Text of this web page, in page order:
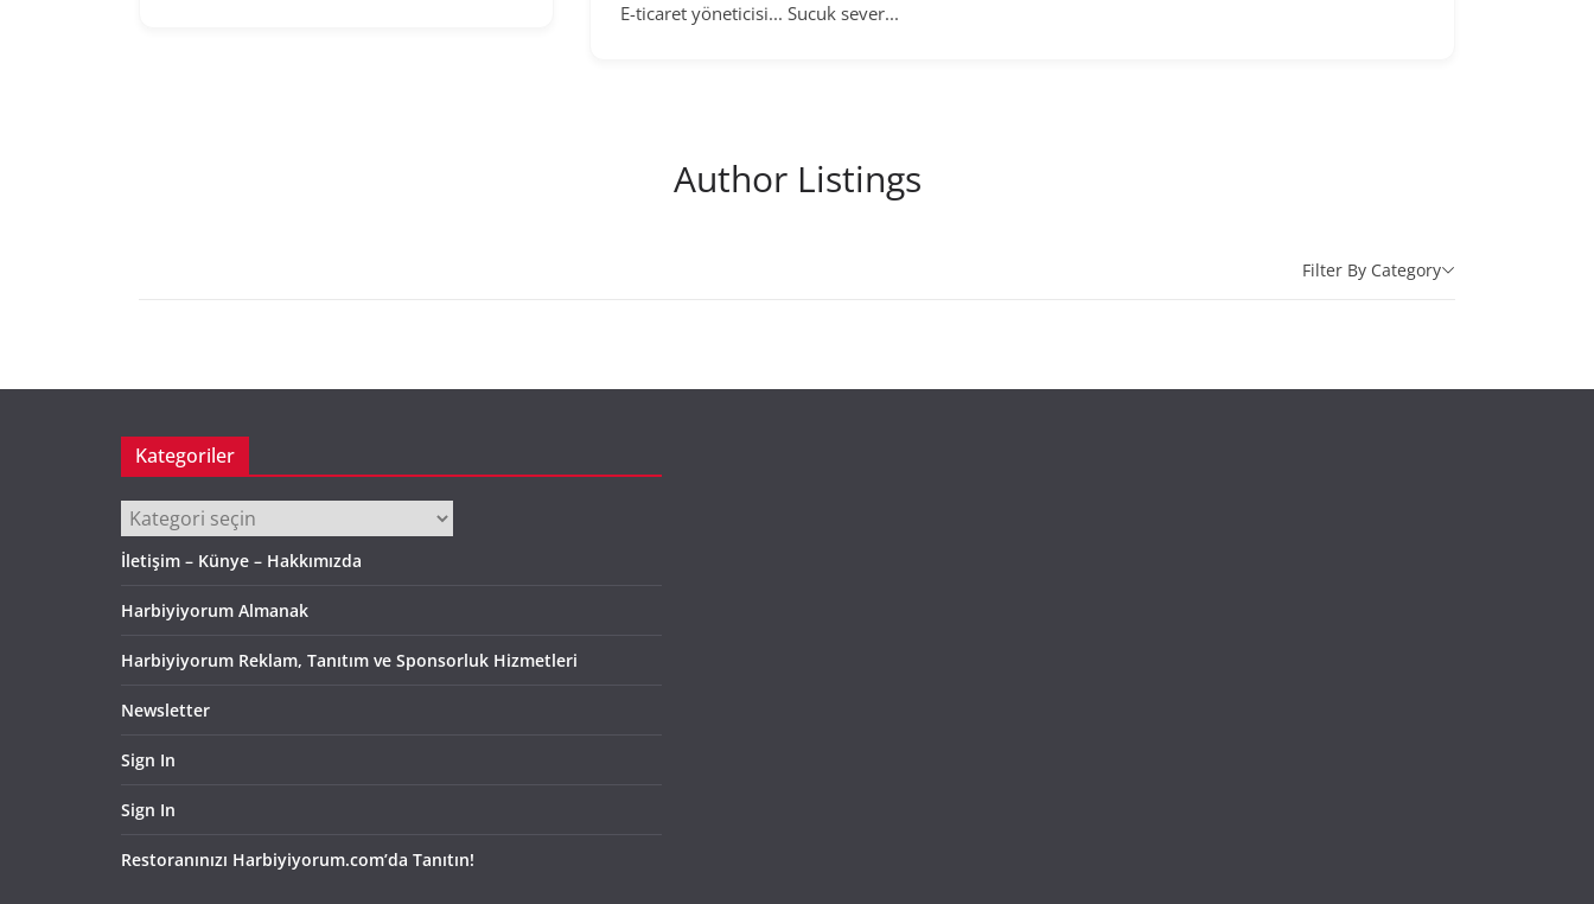
E-ticaret yöneticisi... Sucuk sever...
Author Listings
Filter By Category
Kategoriler
Kategoriler
İletişim – Künye – Hakkımızda
Harbiyiyorum Almanak
Harbiyiyorum Reklam, Tanıtım ve Sponsorluk Hizmetleri
Newsletter
Sign In
Sign In
Restoranınızı Harbiyiyorum.com’da Tanıtın!